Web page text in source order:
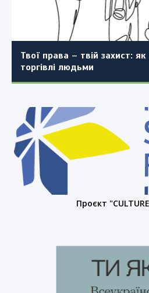
Твої права – твій захист:
торгівлі людьми
будинків та фахівців
територіальної громади
Закарпатської області з
детальним планом
населеного пункту
Проєкт